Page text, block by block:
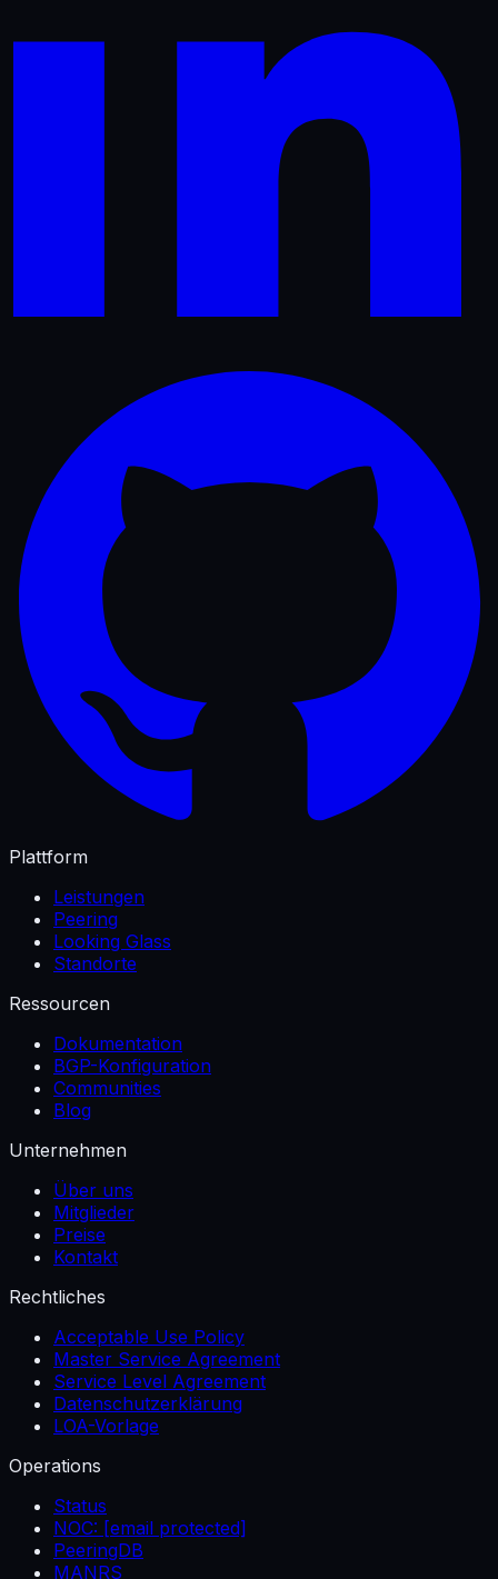
Plattform
Leistungen
Peering
Looking Glass
Standorte
Ressourcen
Dokumentation
BGP-Konfiguration
Communities
Blog
Unternehmen
Über uns
Mitglieder
Preise
Kontakt
Rechtliches
Acceptable Use Policy
Master Service Agreement
Service Level Agreement
Datenschutzerklärung
LOA-Vorlage
Operations
Status
NOC: [email protected]
PeeringDB
MANRS